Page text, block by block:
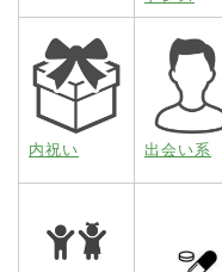
内祝い 出会い系